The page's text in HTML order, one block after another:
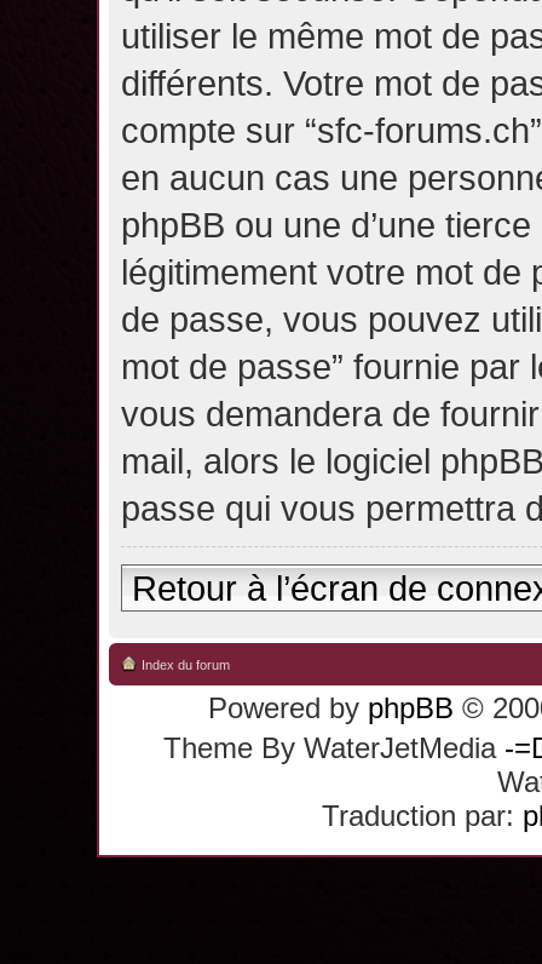
utiliser le même mot de
différents. Votre mot de
compte sur “sfc-
en aucun cas une
phpBB ou une d’une
légitimement votre mot de
de passe, vous pouvez
mot de passe” fournie par
vous demandera de
mail, alors le logiciel
passe qui vous permettra
Retour à l’écran de
Index du forum
Powered by phpBB ©
Theme By WaterJetMedia -
Traduction par: